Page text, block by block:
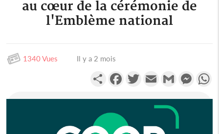
au cœur de la cérémonie de
l'Emblème national
1340 Vues Il y a 2 mois
PartagerFacebookTwitterEmail Gmail